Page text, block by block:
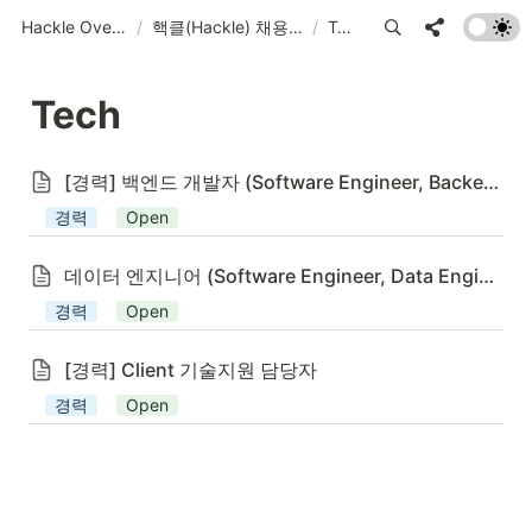
Hackle Overview / 핵클(Hackle) 채용 : 핵클은 고속성장중! / Tech
Tech
[경력] 백엔드 개발자 (Software Engineer, Backend)
경력 Open
데이터 엔지니어 (Software Engineer, Data Engineering)
경력 Open
[경력] Client 기술지원 담당자
경력 Open